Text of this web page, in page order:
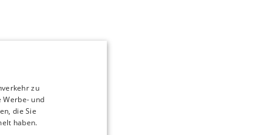
zu
Werbe- und
die Sie
haben.